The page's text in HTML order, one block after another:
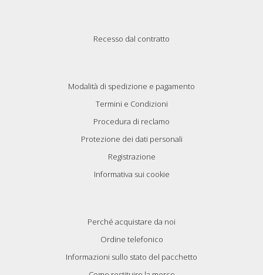
Recesso dal contratto
Modalità di spedizione e pagamento
Termini e Condizioni
Procedura di reclamo
Protezione dei dati personali
Registrazione
Informativa sui cookie
Perché acquistare da noi
Ordine telefonico
Informazioni sullo stato del pacchetto